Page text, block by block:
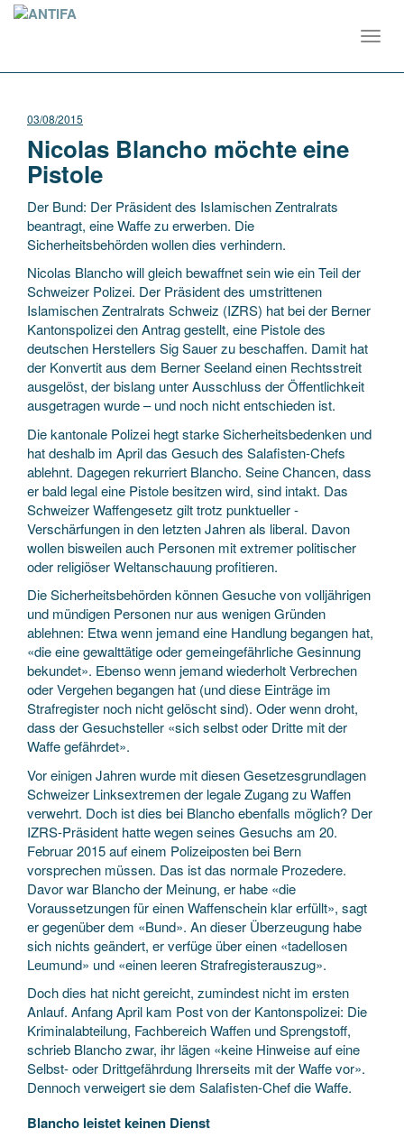
03/08/2015
Nicolas Blancho möchte eine
Pistole
Der Bund: Der Präsident des Islamischen Zentralrats
beantragt, eine Waffe zu erwerben. Die
Sicherheitsbehörden wollen dies verhindern.
Nicolas Blancho will gleich bewaffnet sein wie ein Teil der
Schweizer Polizei. Der Präsident des umstrittenen
Islamischen Zentralrats Schweiz (IZRS) hat bei der Berner
Kantonspolizei den Antrag gestellt, eine Pistole des
deutschen Herstellers Sig Sauer zu beschaffen. Damit hat
der Konvertit aus dem Berner Seeland einen Rechtsstreit
ausgelöst, der bislang unter Ausschluss der Öffentlichkeit
ausgetragen wurde – und noch nicht entschieden ist.
Die kantonale Polizei hegt starke Sicherheitsbedenken und
hat deshalb im April das Gesuch des Salafisten-Chefs
ablehnt. Dagegen rekurriert Blancho. Seine Chancen, dass
er bald legal eine Pistole besitzen wird, sind intakt. Das
Schweizer Waffengesetz gilt trotz punktueller ­
Verschärfungen in den letzten Jahren als liberal. Davon
wollen bisweilen auch Personen mit extremer politischer
oder religiöser Weltanschauung profitieren.
Die Sicherheitsbehörden können ­Gesuche von volljährigen
und mündigen Personen nur aus wenigen Gründen
ablehnen: Etwa wenn jemand eine Handlung begangen hat,
«die eine gewalttätige oder gemeingefährliche Gesinnung
bekundet». Ebenso wenn jemand wiederholt Verbrechen
oder Vergehen begangen hat (und diese Einträge im
Strafregister noch nicht gelöscht sind). Oder wenn droht,
dass der Gesuchsteller «sich selbst oder Dritte mit der
Waffe gefährdet».
Vor einigen Jahren wurde mit diesen Gesetzesgrundlagen
Schweizer Linksextremen der legale Zugang zu Waffen
verwehrt. Doch ist dies bei Blancho ebenfalls möglich? Der
IZRS-Präsident hatte wegen seines Gesuchs am 20.
Februar 2015 auf einem Polizeiposten bei Bern
vorsprechen müssen. Das ist das normale Prozedere.
Davor war Blancho der Meinung, er habe «die
Voraussetzungen für einen Waffenschein klar erfüllt», sagt
er gegenüber dem «Bund». An dieser Überzeugung habe
sich nichts geändert, er verfüge über einen «tadellosen
Leumund» und «einen leeren Strafregisterauszug».
Doch dies hat nicht gereicht, zumindest nicht im ersten
Anlauf. Anfang April kam Post von der Kantonspolizei: Die
Kriminalabteilung, Fachbereich Waffen und Sprengstoff,
schrieb Blancho zwar, ihr lägen «keine Hinweise auf eine
Selbst- oder Drittgefährdung Ihrerseits mit der Waffe vor».
Dennoch verweigert sie dem Salafisten-Chef die Waffe.
Blancho leistet keinen Dienst